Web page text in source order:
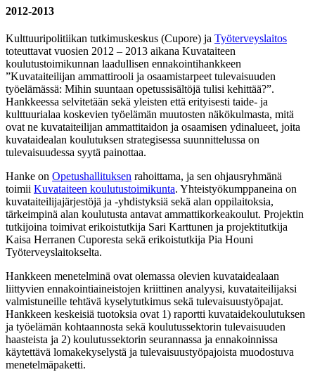
2012-2013
Kulttuuripolitiikan tutkimuskeskus (Cupore) ja Työterveyslaitos
toteuttavat vuosien 2012 – 2013 aikana Kuvataiteen
koulutustoimikunnan laadullisen ennakointihankkeen
”Kuvataiteilijan ammattirooli ja osaamistarpeet tulevaisuuden
työelämässä: Mihin suuntaan opetussisältöjä tulisi kehittää?”.
Hankkeessa selvitetään sekä yleisten että erityisesti taide- ja
kulttuurialaa koskevien työelämän muutosten näkökulmasta, mitä
ovat ne kuvataiteilijan ammattitaidon ja osaamisen ydinalueet, joita
kuvataidealan koulutuksen strategisessa suunnittelussa on
tulevaisuudessa syytä painottaa.
Hanke on Opetushallituksen rahoittama, ja sen ohjausryhmänä
toimii Kuvataiteen koulutustoimikunta. Yhteistyökumppaneina on
kuvataiteilijajärjestöjä ja -yhdistyksiä sekä alan oppilaitoksia,
tärkeimpinä alan koulutusta antavat ammattikorkeakoulut. Projektin
tutkijoina toimivat erikoistutkija Sari Karttunen ja projektitutkija
Kaisa Herranen Cuporesta sekä erikoistutkija Pia Houni
Työterveyslaitokselta.
Hankkeen menetelminä ovat olemassa olevien kuvataidealaan
liittyvien ennakointiaineistojen kriittinen analyysi, kuvataiteilijaksi
valmistuneille tehtävä kyselytutkimus sekä tulevaisuustyöpajat.
Hankkeen keskeisiä tuotoksia ovat 1) raportti kuvataidekoulutuksen
ja työelämän kohtaannosta sekä koulutussektorin tulevaisuuden
haasteista ja 2) koulutussektorin seurannassa ja ennakoinnissa
käytettävä lomakekyselystä ja tulevaisuustyöpajoista muodostuva
menetelmäpaketti.